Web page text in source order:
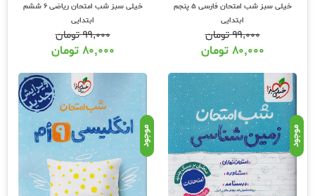
خیلی سبز شب امتحان فارسی 5 پنجم
ابتدایی
۹۹,۰۰۰تومان
۸۰,۰۰۰ تومان
خیلی سبز شب امتحان ریاضی 6 ششم
ابتدایی
۹۹,۰۰۰تومان
۸۰,۰۰۰ تومان
موجود موجود